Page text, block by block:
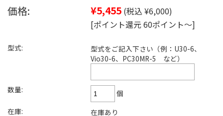
価格: ¥5,455 (税込 ¥6,000)
[ポイント還元 60ポイント～]
型式:
型式をご記入下さい（例：U30-6、
Vio30-6、PC30MR-5 など）
数量:
個
在庫:
在庫あり